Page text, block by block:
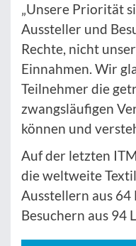
„Unsere Priorität
Aussteller und
Rechte, nicht
Einnahmen. Wir
Teilnehmer die
zwangsläufigen
können und
Auf der letzten
die weltweite
Ausstellern aus
Besuchern aus 94